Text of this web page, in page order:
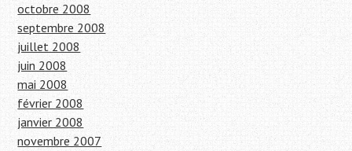
octobre 2008
septembre 2008
juillet 2008
juin 2008
mai 2008
février 2008
janvier 2008
novembre 2007